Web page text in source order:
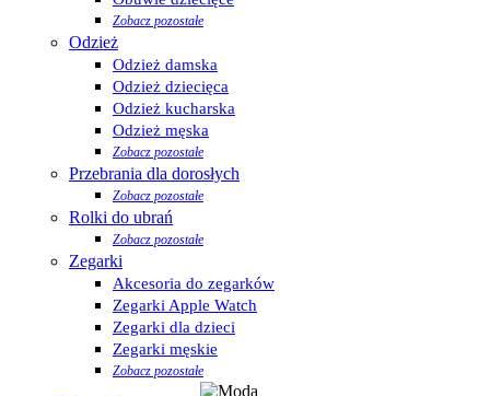
Zobacz pozostałe
Odzież
Odzież damska
Odzież dziecięca
Odzież kucharska
Odzież męska
Zobacz pozostałe
Przebrania dla dorosłych
Zobacz pozostałe
Rolki do ubrań
Zobacz pozostałe
Zegarki
Akcesoria do zegarków
Zegarki Apple Watch
Zegarki dla dzieci
Zegarki męskie
Zobacz pozostałe